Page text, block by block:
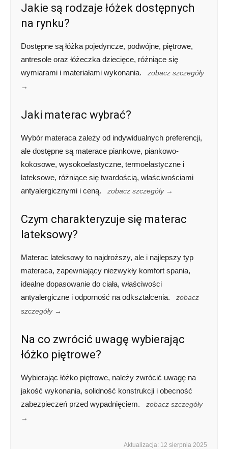
Jakie są rodzaje łóżek dostępnych
na rynku?
Dostępne są łóżka pojedyncze, podwójne, piętrowe,
antresole oraz łóżeczka dziecięce, różniące się
wymiarami i materiałami wykonania.
zobacz szczegóły
→
Jaki materac wybrać?
Wybór materaca zależy od indywidualnych preferencji,
ale dostępne są materace piankowe, piankowo-
kokosowe, wysokoelastyczne, termoelastyczne i
lateksowe, różniące się twardością, właściwościami
antyalergicznymi i ceną.
zobacz szczegóły →
Czym charakteryzuje się materac
lateksowy?
Materac lateksowy to najdroższy, ale i najlepszy typ
materaca, zapewniający niezwykły komfort spania,
idealne dopasowanie do ciała, właściwości
antyalergiczne i odporność na odkształcenia.
zobacz
szczegóły →
Na co zwrócić uwagę wybierając
łóżko piętrowe?
Wybierając łóżko piętrowe, należy zwrócić uwagę na
jakość wykonania, solidność konstrukcji i obecność
zabezpieczeń przed wypadnięciem.
zobacz szczegóły
→
Aktualizacja: 12 sierpnia 2025